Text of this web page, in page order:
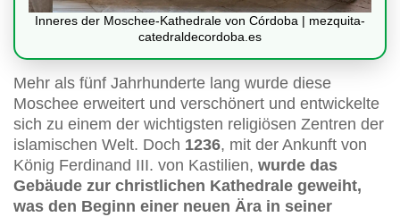
Inneres der Moschee-Kathedrale von Córdoba | mezquita-
catedraldecordoba.es
Mehr als fünf Jahrhunderte lang wurde diese
Moschee erweitert und verschönert und entwickelte
sich zu einem der wichtigsten religiösen Zentren der
islamischen Welt. Doch 1236, mit der Ankunft von
König Ferdinand III. von Kastilien, wurde das
Gebäude zur christlichen Kathedrale geweiht,
was den Beginn einer neuen Ära in seiner